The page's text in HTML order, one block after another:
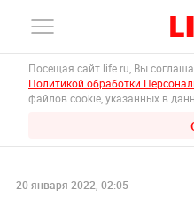
Посещая сайт life.ru, Вы
Политикой обработки
файлов cookie, указанных в
20 января 2022, 02:05